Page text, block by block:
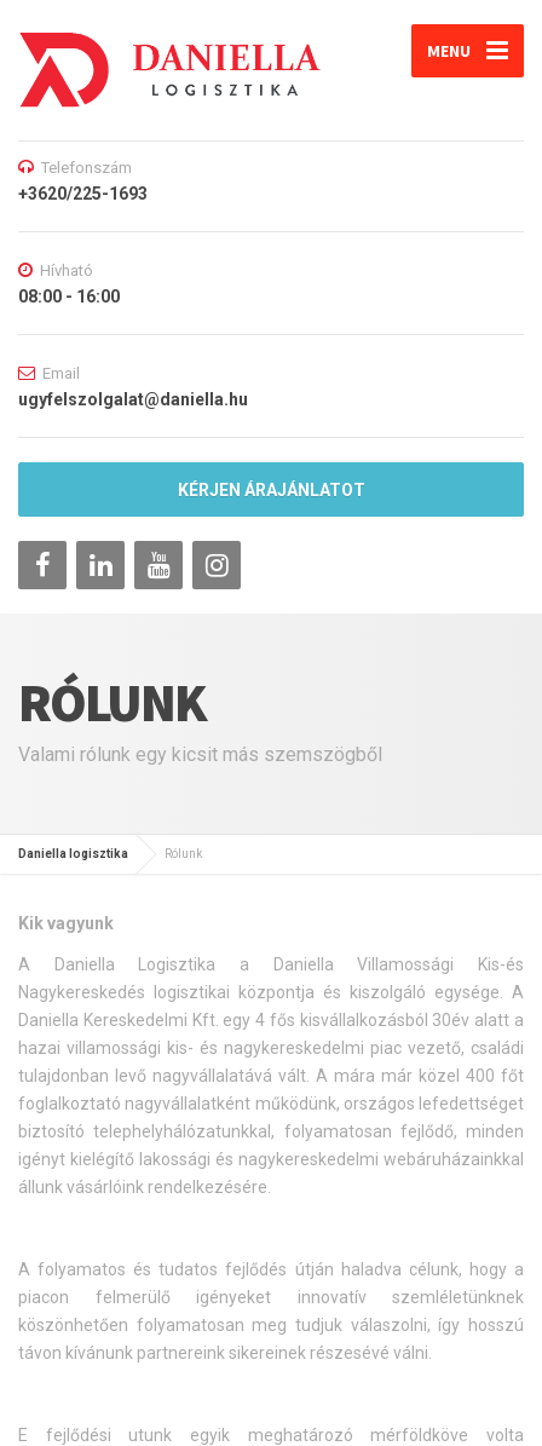
MENU
Telefonszám
+3620/225-1693
Hívható
08:00 - 16:00
Email
ugyfelszolgalat@daniella.hu
KÉRJEN ÁRAJÁNLATOT
RÓLUNK
Valami rólunk egy kicsit más szemszögből
Daniella logisztika Rólunk
Kik vagyunk
A Daniella Logisztika a Daniella Villamossági Kis-és
Nagykereskedés logisztikai központja és kiszolgáló egysége. A
Daniella Kereskedelmi Kft. egy 4 fős kisvállalkozásból 30év alatt a
hazai villamossági kis- és nagykereskedelmi piac vezető, családi
tulajdonban levő nagyvállalatává vált. A mára már közel 400 főt
foglalkoztató nagyvállalatként működünk, országos lefedettséget
biztosító telephelyhálózatunkkal, folyamatosan fejlődő, minden
igényt kielégítő lakossági és nagykereskedelmi webáruházainkkal
állunk vásárlóink rendelkezésére.
A folyamatos és tudatos fejlődés útján haladva célunk, hogy a
piacon felmerülő igényeket innovatív szemléletünknek
köszönhetően folyamatosan meg tudjuk válaszolni, így hosszú
távon kívánunk partnereink sikereinek részesévé válni.
E fejlődési utunk egyik meghatározó mérföldköve volta